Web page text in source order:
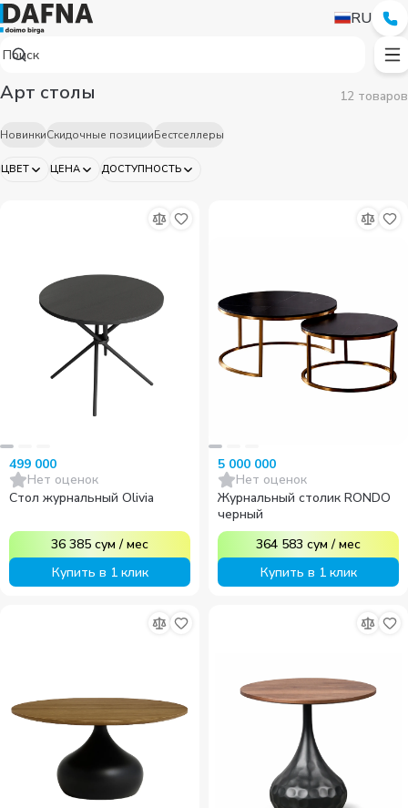
RU
ЦВЕТ ЦЕНА ДОСТУПНОСТЬ
Арт столы 12 товаров
НовинкиСкидочные позицииБестселлеры
499 000
Нет оценок
Стол журнальный Olivia
36 385 сум /мес
Купить в 1 клик
5 000 000
Нет оценок
Журнальный столик RONDO
черный
364 583 сум /мес
Купить в 1 клик